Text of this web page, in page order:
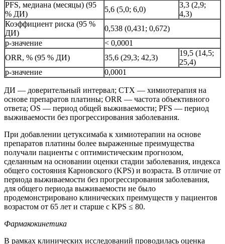
PFS, медиана (месяцы) (95
% ДИ)
5,6 (5,0; 6,0)
3,3 (2,9;
4,3)
Коэффициент риска (95 %
ДИ)
0,538 (0,431; 0,672)
р-значение
< 0,0001
ORR, % (95 % ДИ)
35,6 (29,3; 42,3)
19,5 (14,5;
25,4)
р-значение
0,0001
ДИ — доверительный интервал; СТХ — химиотерапия на
основе препаратов платины; ORR — частота объективного
ответа; OS — период общей выживаемости; PFS — период
выживаемости без прогрессирования заболевания.
При добавлении цетуксимаба к химиотерапии на основе
препаратов платины более выраженные преимущества
получали пациенты с оптимистическим прогнозом,
сделанным на основании оценки стадии заболевания, индекса
общего состояния Карновского (KPS) и возраста. В отличие от
периода выживаемости без прогрессирования заболевания,
для общего периода выживаемости не было
продемонстрировано клинических преимуществ у пациентов
возрастом от 65 лет и старше с KPS ≤ 80.
Фармакокинетика
В рамках клинических исследований проводилась оценка